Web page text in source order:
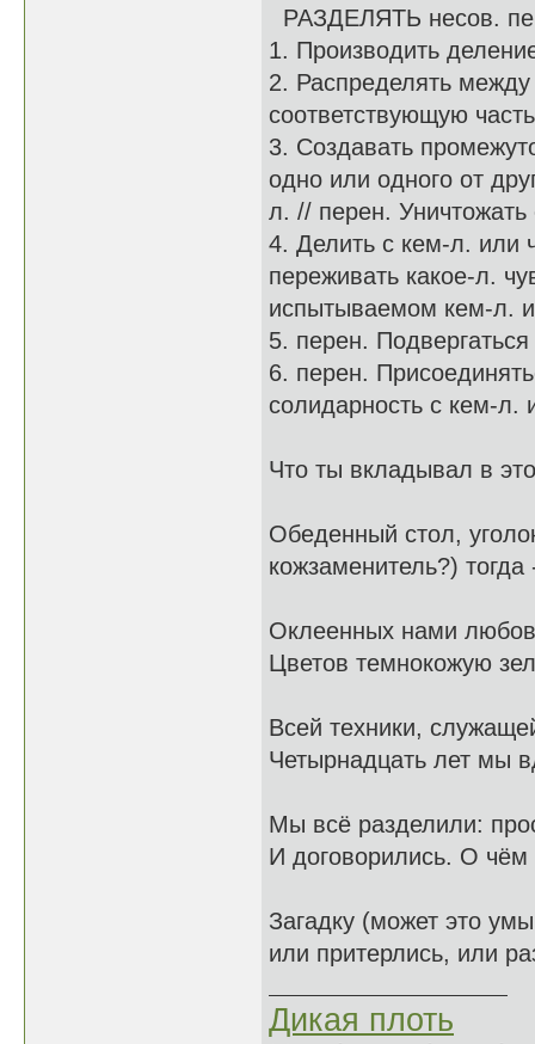
РАЗДЕЛЯТЬ несов.
1. Производить
2. Распределять
соответствующую
3. Создавать
одно или одного от
л. // перен.
4. Делить с кем-л. или
переживать какое-л.
испытываемом кем-л.
5. перен.
6. перен.
солидарность с кем-л.
Что ты вкладывал в
Обеденный стол,
кожзаменитель?) тогда
Оклеенных нами
Цветов темнокожую
Всей техники,
Четырнадцать лет мы
Мы всё разделили:
И договорились. О чём
Загадку (может это
или притерлись, или
Дикая плоть